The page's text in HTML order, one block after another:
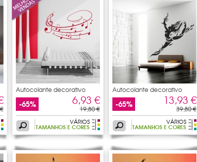
Autocolante decorativo
pauta
-65% 6,93 €
19,80 €
VÁRIOS
TAMANHOS E CORES
Autocolante decorativo
dancers
-65% 13,93 €
39,80 €
VÁRIOS
TAMANHOS E CORES